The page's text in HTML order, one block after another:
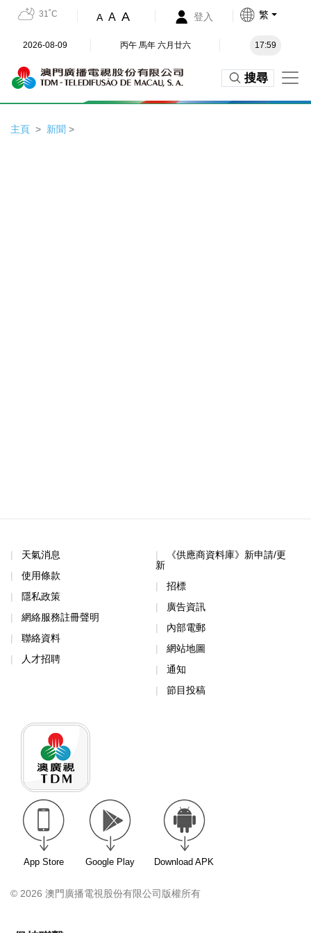
31˚C A A A 登入 繁
2026-08-09 丙午 馬年 六月廿六 17:59
搜尋
主頁 新聞 >
天氣消息
使用條款
隱私政策
網絡服務註冊聲明
聯絡資料
人才招聘
《供應商資料庫》新申請/更
新
招標
廣告資訊
內部電郵
網站地圖
通知
節目投稿
App Store Google Play Download APK
© 2026 澳門廣播電視股份有限公司版權所有